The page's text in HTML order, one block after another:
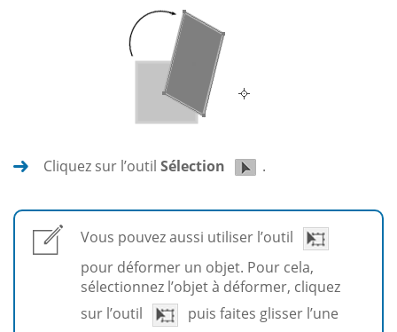
Cliquez sur l’outil Sélection .
Vous pouvez aussi utiliser l’outil
pour déformer un objet. Pour cela,
sélectionnez l’objet à déformer, cliquez
sur l’outil
puis faites glisser l’une